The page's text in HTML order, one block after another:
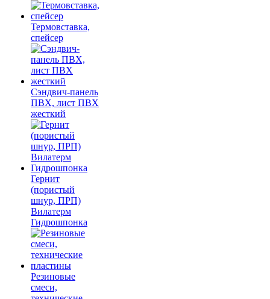
Термовставка,
спейсер
Сэндвич-панель
ПВХ, лист ПВХ
жесткий
Гернит
(пористый
шнур, ПРП)
Вилатерм
Гидрошпонка
Резиновые
смеси,